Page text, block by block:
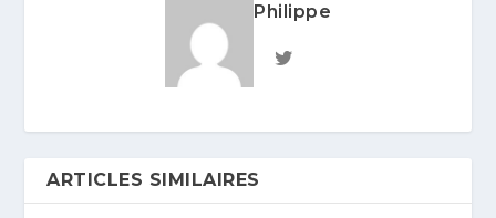
Philippe
ARTICLES SIMILAIRES